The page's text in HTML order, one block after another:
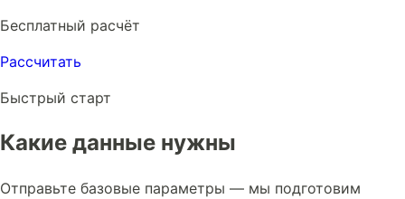
Бесплатный расчёт
Рассчитать
Быстрый старт
Какие данные нужны
Отправьте базовые параметры — мы подготовим